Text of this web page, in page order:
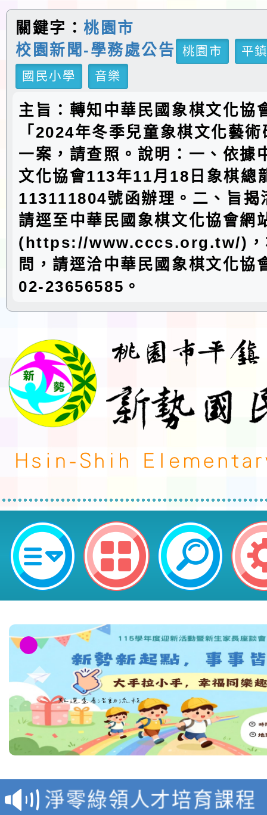
關鍵字：桃園市
校園新聞-學務處公告
桃園市
平
國民小學
音樂
主旨：轉知中華民國象棋文化協
「2024年冬季兒童象棋文化藝
一案，請查照。說明：一、依據
文化協會113年11月18日象棋總
113111804號函辦理。二、旨揭
請逕至中華民國象棋文化協會網
(https://www.cccs.org.tw/)，
問，請逕洽中華民國象棋文化協
02-23656585。
neilctes網站設計者：徐嘉裕
教育部校安中心白海豚
報
淨零綠領人才培育課程